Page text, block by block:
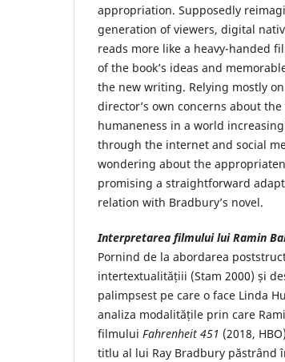
appropriation. Supposedly
generation of viewers, digital
reads more like a heavy-handed
of the book’s ideas and
the new writing. Relying mostly
director’s own concerns about
humaneness in a world
through the internet and social
wondering about the
promising a straightforward
relation with Bradbury’s novel.
Interpretarea filmului lui Ramin
Pornind de la abordarea
intertextualitățiii (Stam 2000) și
palimpsest pe care o face Linda
analiza modalitățile prin care
filmului Fahrenheit 451 (2018,
titlu al lui Ray Bradbury păstrând